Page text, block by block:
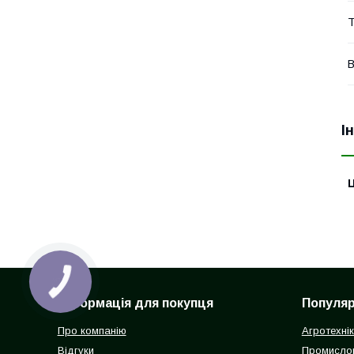
Інформація для покупця
Про компанію
Відгуки